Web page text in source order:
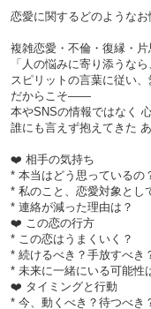
恋愛に関するどのようなお
複雑恋愛・不倫・復縁・片
「人の悩みに寄り添うな
スピリットの言葉に従い
だからこそ――
本やSNSの情報ではなく
誰にも言えず抱えてきた
❤️ 相手の気持ち
* 本当はどう思っているの
* 私のこと、恋愛対象とし
* 連絡が減った理由は？
❤️ この恋の行方
* この恋はうまくいく？
* 続けるべき？手放すべき
* 未来に一緒にいる可能性
❤️ タイミングと行動
* 今、動くべき？待つべき